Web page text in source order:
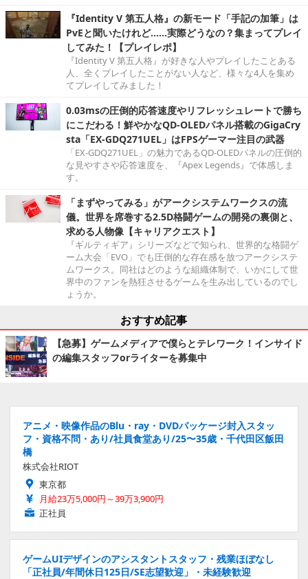
『Identity V 第五人格』の新モード「手記の加筆」は
PvEと聞いたけれど……実際どうなの？集まってプレイ
してみた！【プレイレポ】
『Identity V 第五人格』が好きな人やプレイしたことある
人、全くプレイしたことがない人など、様々な4人を集め
てプレイしてみました！
0.03msの圧倒的応答速度やリフレッシュレートで勝ち
にこだわる！鮮やかなQD-OLEDパネル搭載のGigaCry
sta「EX-GDQ271UEL」はFPSゲーマー注目の武器
「EX-GDQ271UEL」の魅力であるQD-OLEDパネルの圧倒的
な見やすさや応答速度を、『Apex Legends』で体感しま
す。
「まずやってみる」がアークシステムワークスの流
儀。世界を席巻する2.5D格闘ゲームの開発の裏側と、
求める人物像【キャリアクエスト】
『ギルティギア』シリーズなどで知られ、世界的な格闘ゲ
ーム大会「EVO」でも圧倒的な存在感を放つアークシステ
ムワークス。同社はどのような組織体制で、いかにして世
界中のファンを熱狂させるゲームを生み出しているのでし
ょうか。
おすすめ記事
【急募】ゲームメディアで僕らとテレワーク！インサイド
の編集スタッフorライターを募集中
アニメ・映像作品のBlu・ray・DVDパッケージ封入スタッ
フ・資格不問・あり/社員食堂あり/25〜35歳・千代田区飯田
橋
株式会社RIOT
東京都
月給23万5,000円～39万3,900円
正社員
ゲームUIデザインのアシスタントスタッフ・残業ほぼなし
「正社員/年間休日125日/SE志望歓迎」・未経験歓迎